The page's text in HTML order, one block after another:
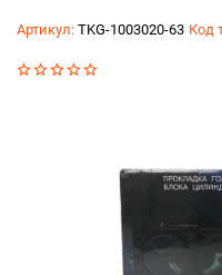
Артикул: TKG-1003020-63 Код